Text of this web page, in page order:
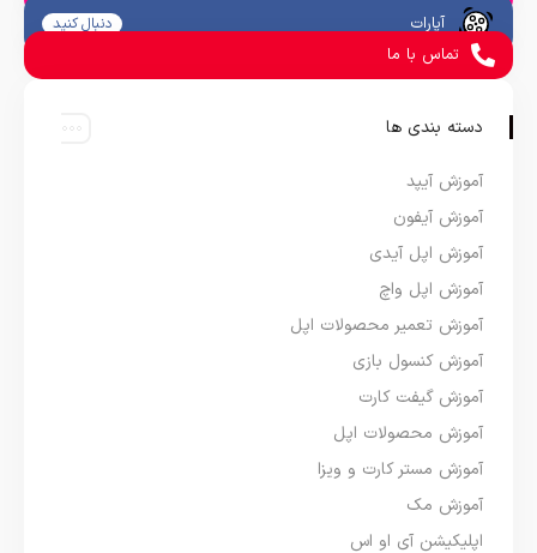
آپارات دنبال کنید
تماس با ما
دسته بندی ها
آموزش آیپد
آموزش آیفون
آموزش اپل آیدی
آموزش اپل واچ
آموزش تعمیر محصولات اپل
آموزش کنسول بازی
آموزش گیفت کارت
آموزش محصولات اپل
آموزش مستر کارت و ویزا
آموزش مک
اپلیکیشن آی او اس